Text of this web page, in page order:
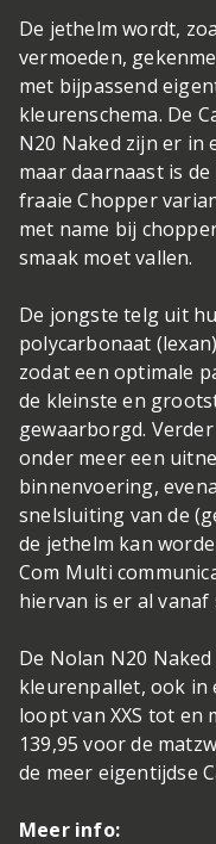
De jethelm wordt,
vermoeden,
met bijpassend
kleurenschema. De
N20 Naked zijn er in
maar daarnaast is
fraaie Chopper
met name bij
smaak moet vallen.
De jongste telg uit
polycarbonaat
zodat een optimale
de kleinste en
gewaarborgd.
onder meer een
binnenvoering,
snelsluiting van de
de jethelm kan
Com Multi
hiervan is er al vanaf
De Nolan N20
kleurenpallet, ook in
loopt van XXS tot en
139,95 voor de
de meer eigentijdse
Meer info: